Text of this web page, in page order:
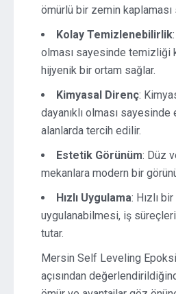
ömürlü bir zemin kaplaması
Kolay Temizlenebilirlik
olması sayesinde temizliği
hijyenik bir ortam sağlar.
Kimyasal Direnç:
dayanıklı olması
alanlarda tercih edilir.
Estetik Görünüm: Düz
mekanlara modern bir
Hızlı Uygulama: Hızlı
uygulanabilmesi, iş
tutar.
Mersin Self Leveling
açısından